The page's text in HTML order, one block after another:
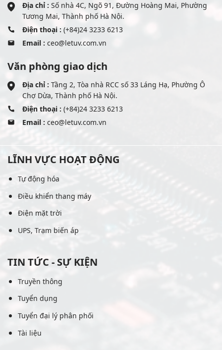
Địa chỉ : Số nhà 4C, Ngõ 91, Đường Hoàng Mai, Phường
Tương Mai, Thành phố Hà Nội.
Điện thoại : (+84)24 3233 6213
Email : ceo@letuv.com.vn
Văn phòng giao dịch
Địa chỉ : Tầng 2, Tòa nhà RCC số 33 Láng Hạ, Phường Ô
Chợ Dừa, Thành phố Hà Nội.
Điện thoại : (+84)24 3233 6213
Email : ceo@letuv.com.vn
LĨNH VỰC HOẠT ĐỘNG
Tự động hóa
Điều khiển thang máy
Điện mặt trời
UPS, Trạm biến áp
TIN TỨC - SỰ KIỆN
Truyền thông
Tuyển dụng
Tuyển đại lý phân phối
Tài liệu